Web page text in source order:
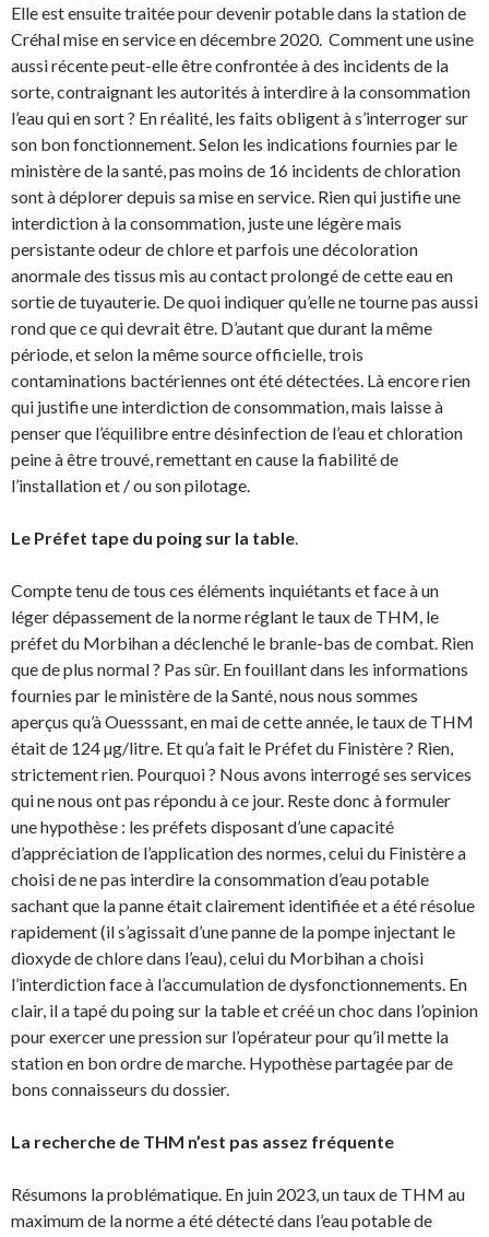
Elle est ensuite traitée pour devenir potable dans la station de
Créhal mise en service en décembre 2020. Comment une usine
aussi récente peut-elle être confrontée à des incidents de la
sorte, contraignant les autorités à interdire à la consommation
l’eau qui en sort ? En réalité, les faits obligent à s’interroger sur
son bon fonctionnement. Selon les indications fournies par le
ministère de la santé, pas moins de 16 incidents de chloration
sont à déplorer depuis sa mise en service. Rien qui justifie une
interdiction à la consommation, juste une légère mais
persistante odeur de chlore et parfois une décoloration
anormale des tissus mis au contact prolongé de cette eau en
sortie de tuyauterie. De quoi indiquer qu’elle ne tourne pas aussi
rond que ce qui devrait être. D’autant que durant la même
période, et selon la même source officielle, trois
contaminations bactériennes ont été détectées. Là encore rien
qui justifie une interdiction de consommation, mais laisse à
penser que l’équilibre entre désinfection de l’eau et chloration
peine à être trouvé, remettant en cause la fiabilité de
l’installation et / ou son pilotage.
Le Préfet tape du poing sur la table
Compte tenu de tous ces éléments inquiétants et face à un
léger dépassement de la norme réglant le taux de THM, le
préfet du Morbihan a déclenché le branle-bas de combat. Rien
que de plus normal ? Pas sûr. En fouillant dans les informations
fournies par le ministère de la Santé, nous nous sommes
aperçus qu’à Ouesssant, en mai de cette année, le taux de THM
était de 124 µg/litre. Et qu’a fait le Préfet du Finistère ? Rien,
strictement rien. Pourquoi ? Nous avons interrogé ses services
qui ne nous ont pas répondu à ce jour. Reste donc à formuler
une hypothèse : les préfets disposant d’une capacité
d’appréciation de l’application des normes, celui du Finistère a
choisi de ne pas interdire la consommation d’eau potable
sachant que la panne était clairement identifiée et a été résolue
rapidement (il s’agissait d’une panne de la pompe injectant le
dioxyde de chlore dans l’eau), celui du Morbihan a choisi
l’interdiction face à l’accumulation de dysfonctionnements. En
clair, il a tapé du poing sur la table et créé un choc dans l’opinion
pour exercer une pression sur l’opérateur pour qu’il mette la
station en bon ordre de marche. Hypothèse partagée par de
bons connaisseurs du dossier.
La recherche de THM n’est pas assez fréquente
Résumons la problématique. En juin 2023, un taux de THM au
maximum de la norme a été détecté dans l’eau potable de